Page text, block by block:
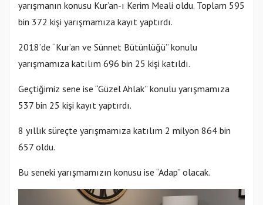
yarışmanın konusu Kur’an-ı Kerim Meali oldu. Toplam 595
bin 372 kişi yarışmamıza kayıt yaptırdı.
2018’de “Kur’an ve Sünnet Bütünlüğü” konulu
yarışmamıza katılım 696 bin 25 kişi katıldı.
Geçtiğimiz sene ise “Güzel Ahlak” konulu yarışmamıza
537 bin 25 kişi kayıt yaptırdı.
8 yıllık süreçte yarışmamıza katılım 2 milyon 864 bin
657 oldu.
Bu seneki yarışmamızın konusu ise “Adap” olacak.